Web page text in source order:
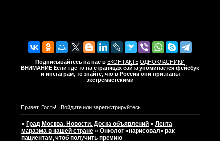
Подписывайтесь на нас в ВКОНТАКТЕ ОДНОКЛАСНИКИ
ВНИМАНИЕ Если где то на страницах сайта упоминается фейсбук
и инстаграм, то знайте, что в России они признаны
экстремистскими
Привет, Гость! Войдитеили зарегистрируйтесь.
» Град Москва. Новости. Доска объявлений »Лента
маразма в нашей стране »Онколог «нарисовал» рак
пациентам, чтоб получить премию